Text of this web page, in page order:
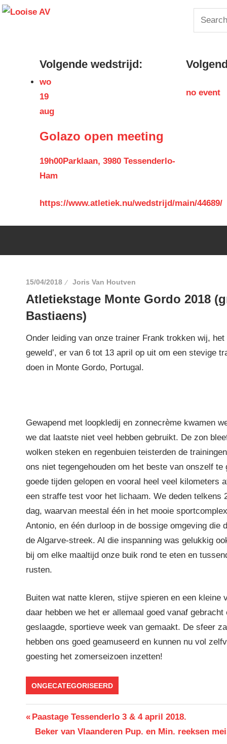
Skip
Search
for:
Volgende wedstrijd:
wo
19
aug
Golazo open meeting
19h00Parklaan, 3980 Tessenderlo-
Ham
https://www.atletiek.nu/wedstrijd/main/44689/
no event
15/04/2018 Joris Van Houtven
Atletiekstage Monte Gordo 2018
Bastiaens)
Onder leiding van onze trainer Frank trokken wij, het
geweld’, er van 6 tot 13 april op uit om een stevige
doen in Monte Gordo, Portugal.
Gewapend met loopkledij en zonnecrème kwamen
we dat laatste niet veel hebben gebruikt. De zon
wolken steken en regenbuien teisterden de
ons niet tegengehouden om het beste van onszelf te
goede tijden gelopen en vooral heel veel kilometers
een straffe test voor het lichaam. We deden telkens
dag, waarvan meestal één in het mooie
Antonio, en één durloop in de bossige omgeving die
de Algarve-streek. Al die inspanning was gelukkig
bij om elke maaltijd onze buik rond te eten en
rusten.
Buiten wat natte kleren, stijve spieren en een kleine
daar hebben we het er allemaal goed vanaf gebracht
geslaagde, sportieve week van gemaakt. De sfeer
hebben ons goed geamuseerd en kunnen nu vol
goesting het zomerseizoen inzetten!
ONGECATEGORISEERD
Berichtnavigatie
Previous
Post:
Paastage Tessenderlo 3 & 4 april 2018.
Next
Beker van Vlaanderen Pup. en Min. reeksen